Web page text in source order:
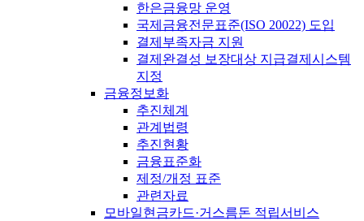
한은금융망 운영
국제금융전문표준(ISO 20022) 도입
결제부족자금 지원
결제완결성 보장대상 지급결제시스템
지정
금융정보화
추진체계
관계법령
추진현황
금융표준화
제정/개정 표준
관련자료
모바일현금카드·거스름돈 적립서비스